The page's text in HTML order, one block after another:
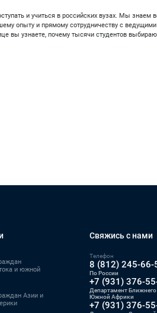
и учиться в российских вузах. Мы знаем
опыту и прямому сотрудничеству с
вы узнаете, почему тысячи студентов
и южной
Азии и
Свяжись с нами
Телефон
8 (812) 245-66-
По России
+7 (931) 376-
Департамент Ближнего
Южной Африки
+7 (931) 376-